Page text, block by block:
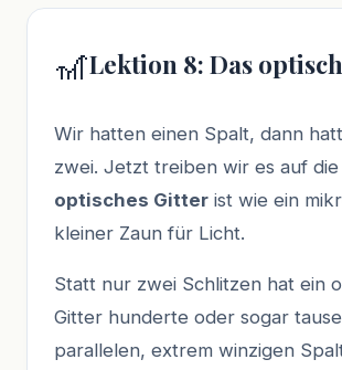
🎢Lektion 8: Das
Wir hatten einen Spalt, dann
zwei. Jetzt treiben wir es auf die
optisches Gitter ist wie ein
kleiner Zaun für Licht.
Statt nur zwei Schlitzen hat ein
Gitter hunderte oder sogar
parallelen, extrem winzigen